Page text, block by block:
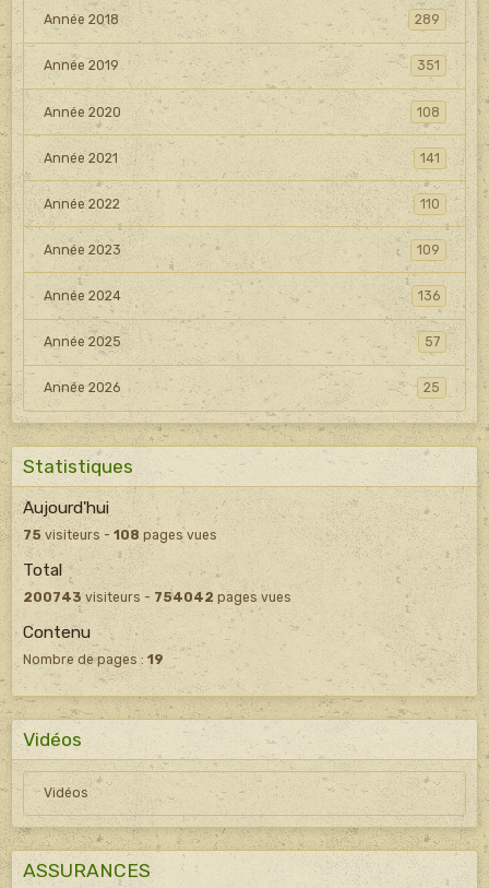
Année 2018 289
Année 2019 351
Année 2020 108
Année 2021 141
Année 2022 110
Année 2023 109
Année 2024 136
Année 2025 57
Année 2026 25
Statistiques
Aujourd'hui
75visiteurs - 108 pages vues
Total
200743visiteurs - 754042 pages vues
Contenu
Nombre de pages : 19
Vidéos
Vidéos
ASSURANCES